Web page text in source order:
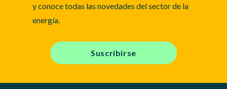
y conoce todas las novedades del sector de la
energía.
Suscribirse